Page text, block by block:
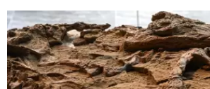
Sorprendente hallazgo en Ica